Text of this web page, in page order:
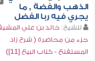
الذهب والفضة , ما
يجري فيه ربا الفضل
للشيخ: خالد بن علي
جزء من محاضرة ( شرح زاد
المستقنع - كتاب البيع [11])